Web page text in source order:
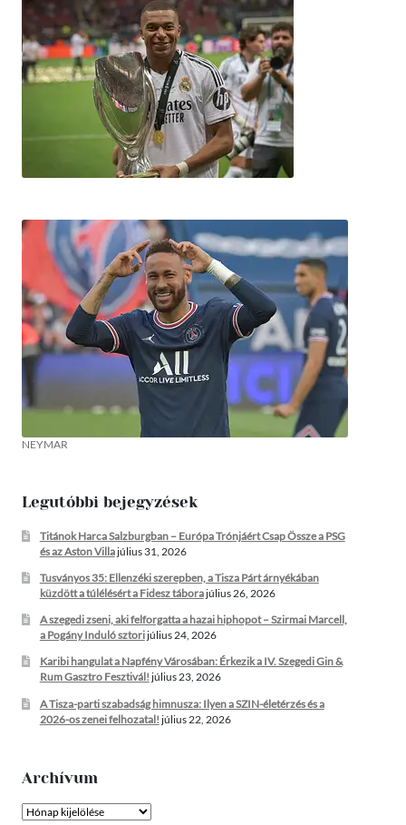
NEYMAR
Legutóbbi bejegyzések
Titánok Harca Salzburgban – Európa Trónjáért Csap Össze a PSG
és az Aston Villajúlius 31, 2026
Tusványos 35: Ellenzéki szerepben, a Tisza Párt árnyékában
küzdött a túlélésért a Fidesz táborajúlius 26, 2026
A szegedi zseni, aki felforgatta a hazai hiphopot – Szirmai Marcell,
a Pogány Induló sztorijúlius 24, 2026
Karibi hangulat a Napfény Városában: Érkezik a IV. Szegedi Gin &
Rum Gasztro Fesztivál! július 23, 2026
A Tisza-parti szabadság himnusza: Ilyen a SZIN-életérzés és a
2026-os zenei felhozatal! július 22, 2026
Archívum
Archívum